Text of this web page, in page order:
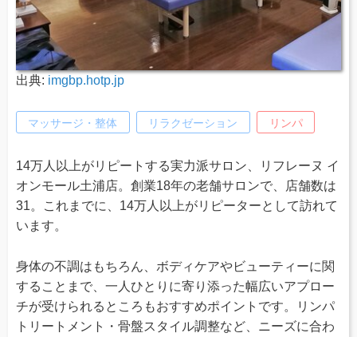
出典: imgbp.hotp.jp
マッサージ・整体 リラクゼーション リンパ
14万人以上がリピートする実力派サロン、リフレーヌ イ
オンモール土浦店。創業18年の老舗サロンで、店舗数は
31。これまでに、14万人以上がリピーターとして訪れて
います。
身体の不調はもちろん、ボディケアやビューティーに関
することまで、一人ひとりに寄り添った幅広いアプロー
チが受けられるところもおすすめポイントです。リンパ
トリートメント・骨盤スタイル調整など、ニーズに合わ